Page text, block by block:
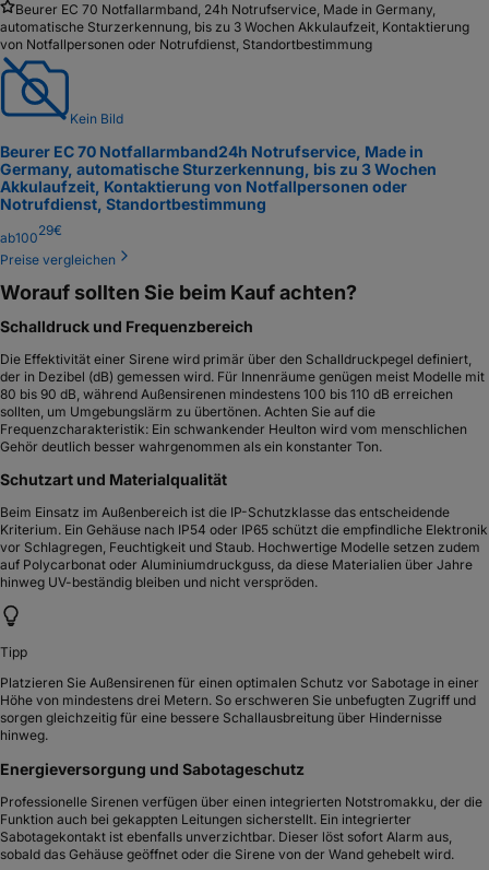
Beurer EC 70 Notfallarmband, 24h Notrufservice, Made in Germany,
automatische Sturzerkennung, bis zu 3 Wochen Akkulaufzeit, Kontaktierung
von Notfallpersonen oder Notrufdienst, Standortbestimmung
Kein Bild
Beurer EC 70 Notfallarmband24h Notrufservice, Made in
Germany, automatische Sturzerkennung, bis zu 3 Wochen
Akkulaufzeit, Kontaktierung von Notfallpersonen oder
Notrufdienst, Standortbestimmung
ab10029€
Preise vergleichen
Worauf sollten Sie beim Kauf achten?
Schalldruck und Frequenzbereich
Die Effektivität einer Sirene wird primär über den Schalldruckpegel definiert,
der in Dezibel (dB) gemessen wird. Für Innenräume genügen meist Modelle mit
80 bis 90 dB, während Außensirenen mindestens 100 bis 110 dB erreichen
sollten, um Umgebungslärm zu übertönen. Achten Sie auf die
Frequenzcharakteristik: Ein schwankender Heulton wird vom menschlichen
Gehör deutlich besser wahrgenommen als ein konstanter Ton.
Schutzart und Materialqualität
Beim Einsatz im Außenbereich ist die IP-Schutzklasse das entscheidende
Kriterium. Ein Gehäuse nach IP54 oder IP65 schützt die empfindliche Elektronik
vor Schlagregen, Feuchtigkeit und Staub. Hochwertige Modelle setzen zudem
auf Polycarbonat oder Aluminiumdruckguss, da diese Materialien über Jahre
hinweg UV-beständig bleiben und nicht verspröden.
Tipp
Platzieren Sie Außensirenen für einen optimalen Schutz vor Sabotage in einer
Höhe von mindestens drei Metern. So erschweren Sie unbefugten Zugriff und
sorgen gleichzeitig für eine bessere Schallausbreitung über Hindernisse
hinweg.
Energieversorgung und Sabotageschutz
Professionelle Sirenen verfügen über einen integrierten Notstromakku, der die
Funktion auch bei gekappten Leitungen sicherstellt. Ein integrierter
Sabotagekontakt ist ebenfalls unverzichtbar. Dieser löst sofort Alarm aus,
sobald das Gehäuse geöffnet oder die Sirene von der Wand gehebelt wird.